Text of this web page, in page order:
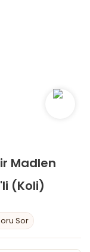
Madlen
(Koli)
Sor